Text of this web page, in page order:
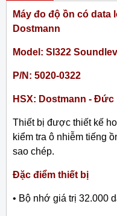
Máy đo độ ồn có data
Dostmann
Model: Sl322
P/N: 5020-0322
HSX: Dostmann - Đức
Thiết bị được thiết kế
kiểm tra ô nhiễm tiếng
sao chép.
Đặc điểm thiết bị
• Bộ nhớ giá trị 32.000